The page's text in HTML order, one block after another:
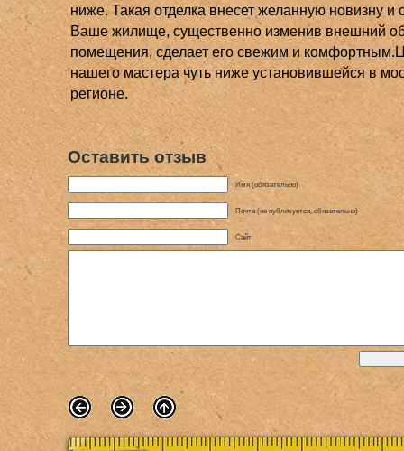
ниже. Такая отделка внесет желанную новизну и
Ваше жилище, существенно изменив внешний
помещения, сделает его свежим и
нашего мастера чуть ниже установившейся в
регионе.
Оставить отзыв
Имя (обязательно)
Почта (не публикуется, обязательно)
Сайт